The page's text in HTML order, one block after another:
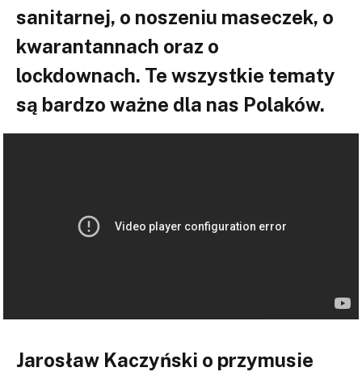
sanitarnej, o noszeniu maseczek, o
kwarantannach oraz o
lockdownach. Te wszystkie tematy
są bardzo ważne dla nas Polaków.
Jarosław Kaczyński o przymusie